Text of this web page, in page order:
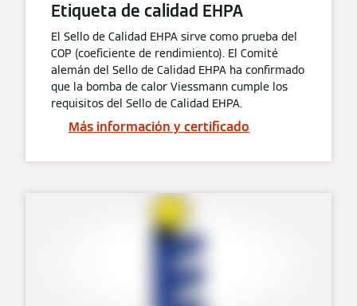
Etiqueta de calidad EHPA
El Sello de Calidad EHPA sirve como prueba del
COP (coeficiente de rendimiento). El Comité
alemán del Sello de Calidad EHPA ha confirmado
que la bomba de calor Viessmann cumple los
requisitos del Sello de Calidad EHPA.
Más información y certificado